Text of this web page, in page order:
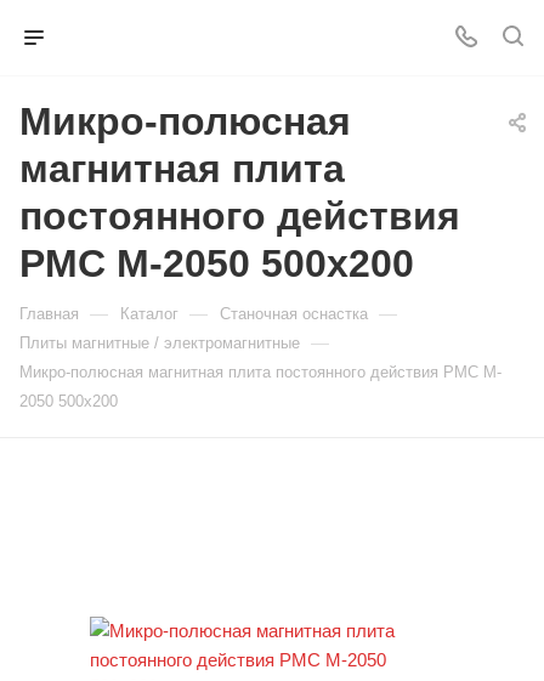
Микро-полюсная
магнитная плита
постоянного действия
PMC M-2050 500x200
Главная — Каталог — Станочная оснастка —
Плиты магнитные / электромагнитные —
Микро-полюсная магнитная плита постоянного действия PMC M-
2050 500x200